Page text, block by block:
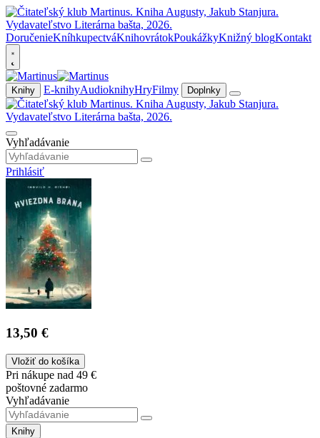
DoručenieKníhkupectváKnihovrátokPoukážkyKnižný blogKontakt
Knihy E-knihyAudioknihyHryFilmy Doplnky
Vyhľadávanie
Prihlásiť
13,50 €
Vložiť do košíka
Pri nákupe nad 49 €
poštovné zadarmo
Vyhľadávanie
Knihy